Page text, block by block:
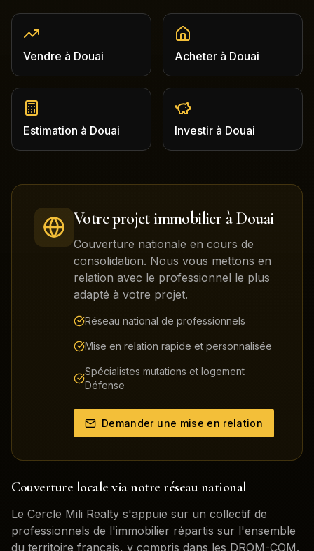
Vendre à Douai Acheter à Douai
Estimation à Douai Investir à Douai
Votre projet immobilier àDouai
Couverture nationale en cours de
consolidation. Nous vous mettons en
relation avec le professionnel le plus
adapté à votre projet.
Réseau national de professionnels
Mise en relation rapide et personnalisée
Spécialistes mutations et logement
Défense
Demander une mise en relation
Couverture locale via notre réseau national
Le Cercle Mili Realty s'appuie sur un collectif de
professionnels de l'immobilier répartis sur l'ensemble
du territoire français, y compris dans les DROM-COM.